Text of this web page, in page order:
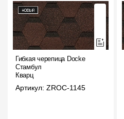
Гибкая черепица Docke
Стамбул
Кварц
Артикул: ZROC-1145